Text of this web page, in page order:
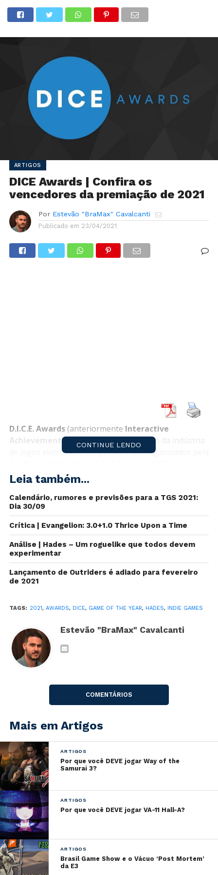
ARTIGOS
DICE Awards | Confira os
vencedores da premiação de 2021
Por Estevão "BraMax" Cavalcanti
Publicado em 23/04/2021
D.I.C.E. Awards(anteriormente Interactive
Achievement Awards) é uma premiação da indústria
de jogos eletrônicos. Os prêmios são organizados pela
realizados durante a D.I.C.E. Summit anual da AIAS em
Inovação, Comunicação, Entretenimento”.
Hades foi o grande vencedor desta edição, levando 5
prêmios incluindo o de Jogo do Ano. Confira abaixo os
indicados evencedores em negrito:
Melhor Animação
Ori and the Will of the Wisps
Spiritfarer
Melhor Direção de Arte
Ghost of Tsushima
Marvel’s Spider-Man: Miles Morales
Ori and the Will of the Wisps
Melhor Personagem
Eivor —
Zagreus —Hades
Abby — The Last of Us Part II
Ellie —
Miles Morales —Marvel’s Spider-Man: Miles
Morales
Melhor Música Original
CONTINUE LENDO
Leia também...
Calendário, rumores e previsões para a TGS 2021:
Dia 30/09
Crítica | Evangelion: 3.0+1.0 Thrice Upon a Time
Análise | Hades – Um roguelike que todos devem
experimentar
Lançamento de Outriders é adiado para fevereiro
de 2021
TAGS: 2021, AWARDS, DICE, GAME OF THE YEAR, HADES, INDIE GAMES
Estevão "BraMax" Cavalcanti
COMENTÁRIOS
Mais em Artigos
ARTIGOS
Por que você DEVE jogar Way of the
Samurai 3?
ARTIGOS
Por que você DEVE jogar VA-11 Hall-A?
ARTIGOS
Brasil Game Show e o Vácuo ‘Post Mortem’
da E3